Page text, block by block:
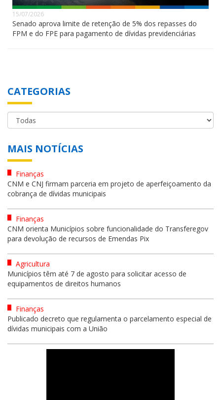
15/07/2026
Senado aprova limite de retenção de 5% dos repasses do
FPM e do FPE para pagamento de dívidas previdenciárias
CATEGORIAS
MAIS NOTÍCIAS
Finanças
CNM e CNJ firmam parceria em projeto de aperfeiçoamento da
cobrança de dívidas municipais
Finanças
CNM orienta Municípios sobre funcionalidade do Transferegov
para devolução de recursos de Emendas Pix
Agricultura
Municípios têm até 7 de agosto para solicitar acesso de
equipamentos de direitos humanos
Finanças
Publicado decreto que regulamenta o parcelamento especial de
dívidas municipais com a União